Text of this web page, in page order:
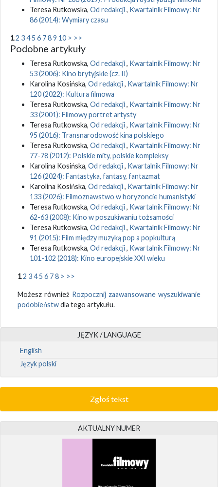
Teresa Rutkowska, Od redakcji, Kwartalnik Filmowy: Nr
86 (2014): Wymiary czasu
12 345 6 789 10 > >>
Podobne artykuły
Teresa Rutkowska, Od redakcji, Kwartalnik Filmowy: Nr
53 (2006): Kino brytyjskie (cz. II)
Karolina Kosińska, Od redakcji, Kwartalnik Filmowy: Nr
120 (2022): Kultura filmowa
Teresa Rutkowska, Od redakcji, Kwartalnik Filmowy: Nr
33 (2001): Filmowy portret artysty
Teresa Rutkowska, Od redakcji, Kwartalnik Filmowy: Nr
95 (2016): Transnarodowość kina polskiego
Teresa Rutkowska, Od redakcji, Kwartalnik Filmowy: Nr
77-78 (2012): Polskie mity, polskie kompleksy
Karolina Kosińska, Od redakcji, Kwartalnik Filmowy: Nr
126 (2024): Fantastyka, fantasy, fantazmat
Karolina Kosińska, Od redakcji, Kwartalnik Filmowy: Nr
133 (2026): Filmoznawstwo w horyzoncie humanistyki
Teresa Rutkowska, Od redakcji, Kwartalnik Filmowy: Nr
62-63 (2008): Kino w poszukiwaniu tożsamości
Teresa Rutkowska, Od redakcji, Kwartalnik Filmowy: Nr
91 (2015): Film między muzyką pop a popkulturą
Teresa Rutkowska, Od redakcji, Kwartalnik Filmowy: Nr
101-102 (2018): Kino europejskie XXI wieku
12 345 6 78 > >>
Możesz również Rozpocznij zaawansowane wyszukiwanie
podobieństwdla tego artykułu.
JĘZYK / LANGUAGE
English
Język polski
Zgłoś tekst
AKTUALNY NUMER